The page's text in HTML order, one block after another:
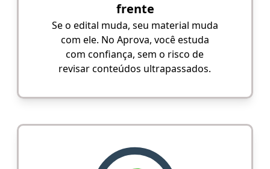
frente
Se o edital muda, seu material muda
com ele. No Aprova, você estuda
com confiança, sem o risco de
revisar conteúdos ultrapassados.